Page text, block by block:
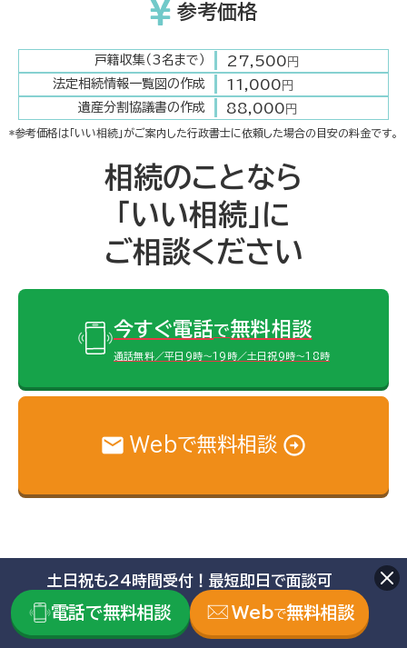
参考価格
戸籍収集（3名まで） 27,500 円
法定相続情報一覧図の作成
11,000 円
遺産分割協議書の作成
88,000 円
*参考価格は「いい相続」がご案内した行政書士に依頼した場合の目安の料金です。
相続のことなら
「いい相続」に
ご相談ください
今すぐ電話で無料相談
通話無料／平日9時～19時／土日祝9時～18時
Webで無料相談
相続税申告の相談事例
掲載している相談事例は、「いい相続」で過去にお受けしたご
土日祝も24時間受付！最短即日で面談可
電話で無料相談 Webで無料相談